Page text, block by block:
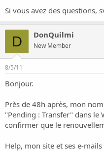
Merci pour votre célérité !
Si vous avez des questions,
D DonQuilmi
New Member
8/5/11
Bonjour.
Près de 48h après, mon
"Pending : Transfer" dans le
confirmer que le
Help, mon site et ses e-